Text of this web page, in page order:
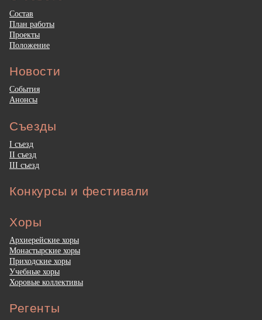
Состав
План работы
Проекты
Положение
Новости
События
Анонсы
Съезды
I съезд
II съезд
III съезд
Конкурсы и фестивали
Хоры
Архиерейские хоры
Монастырские хоры
Приходские хоры
Учебные хоры
Хоровые коллективы
Регенты